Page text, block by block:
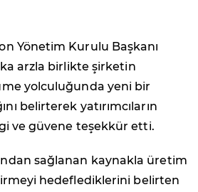
Yönetim Kurulu Başkanı
arzla birlikte şirketin
yolculuğunda yeni bir
belirterek yatırımcıların
ve güvene teşekkür etti.
sağlanan kaynakla üretim
hedeflediklerini belirten